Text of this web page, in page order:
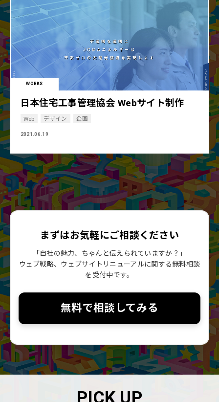
WORKS
日本住宅工事管理協会 Webサイト制作
Web デザイン 企画
2021.06.19
まずはお気軽にご相談ください
「自社の魅力、ちゃんと伝えられていますか？」
ウェブ戦略、ウェブサイトリニューアルに関する無料相談
を受付中です。
無料で相談してみる